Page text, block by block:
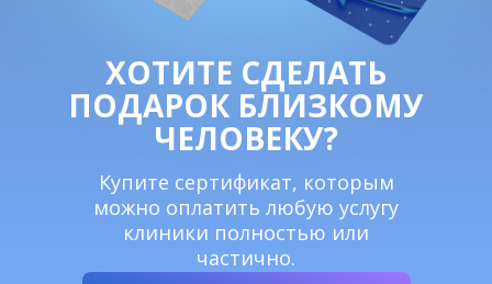
ХОТИТЕ СДЕЛАТЬ
ПОДАРОК БЛИЗКОМУ
ЧЕЛОВЕКУ?
Купите сертификат, которым
можно оплатить любую услугу
клиники полностью или
частично.